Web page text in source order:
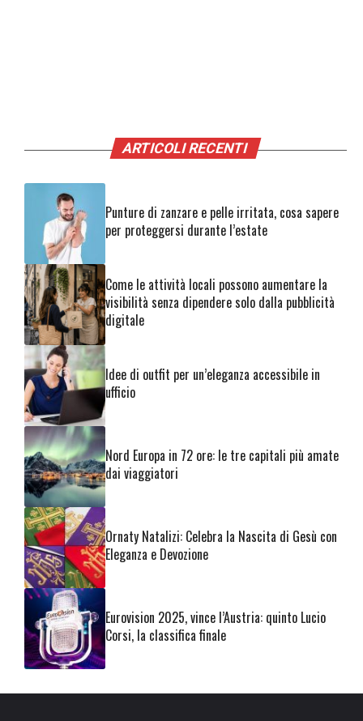
ARTICOLI RECENTI
Punture di zanzare e pelle irritata, cosa sapere
per proteggersi durante l’estate
Come le attività locali possono aumentare la
visibilità senza dipendere solo dalla pubblicità
digitale
Idee di outfit per un’eleganza accessibile in
ufficio
Nord Europa in 72 ore: le tre capitali più amate
dai viaggiatori
Ornaty Natalizi: Celebra la Nascita di Gesù con
Eleganza e Devozione
Eurovision 2025, vince l’Austria: quinto Lucio
Corsi, la classifica finale